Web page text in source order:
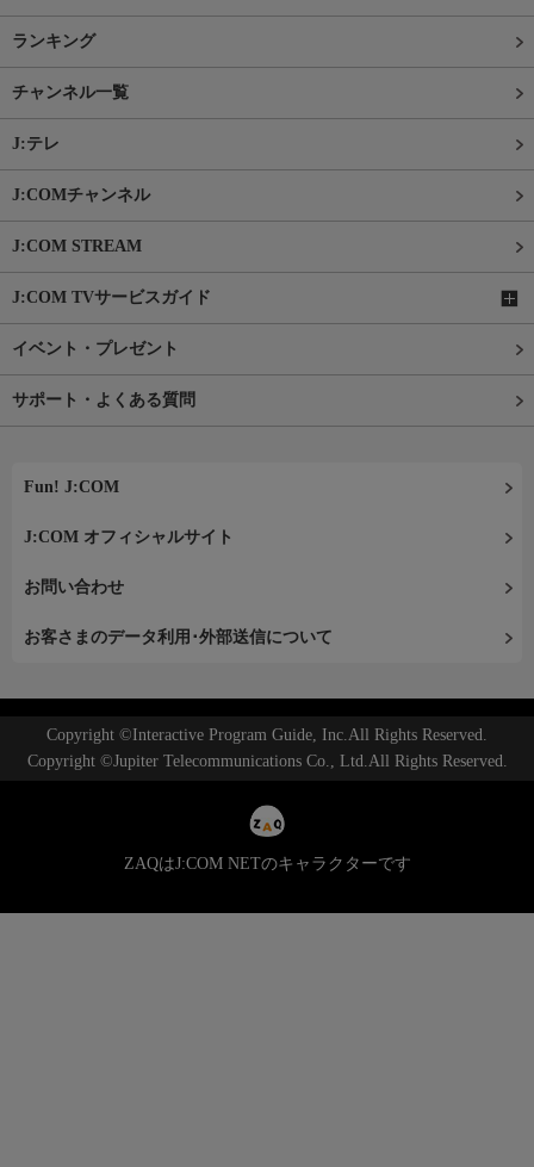
ランキング
チャンネル一覧
J:テレ
J:COMチャンネル
J:COM STREAM
J:COM TVサービスガイド
イベント・プレゼント
サポート・よくある質問
Fun! J:COM
J:COM オフィシャルサイト
お問い合わせ
お客さまのデータ利用･外部送信について
Copyright ©Interactive Program Guide, Inc.All Rights Reserved.
Copyright ©Jupiter Telecommunications Co., Ltd.All Rights Reserved.
ZAQはJ:COM NETのキャラクターです